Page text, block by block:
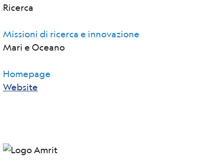
Ricerca
Missioni di ricerca e innovazione
Mari e Oceano
Homepage
Website